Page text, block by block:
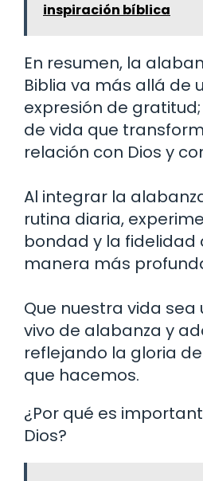
inspiración bíblica
En resumen, la
Biblia va más allá de
expresión de
de vida que
relación con Dios y
Al integrar la
rutina diaria,
bondad y la fidelidad
manera más
Que nuestra vida sea
vivo de alabanza y
reflejando la gloria
que hacemos.
¿Por qué es
Dios?